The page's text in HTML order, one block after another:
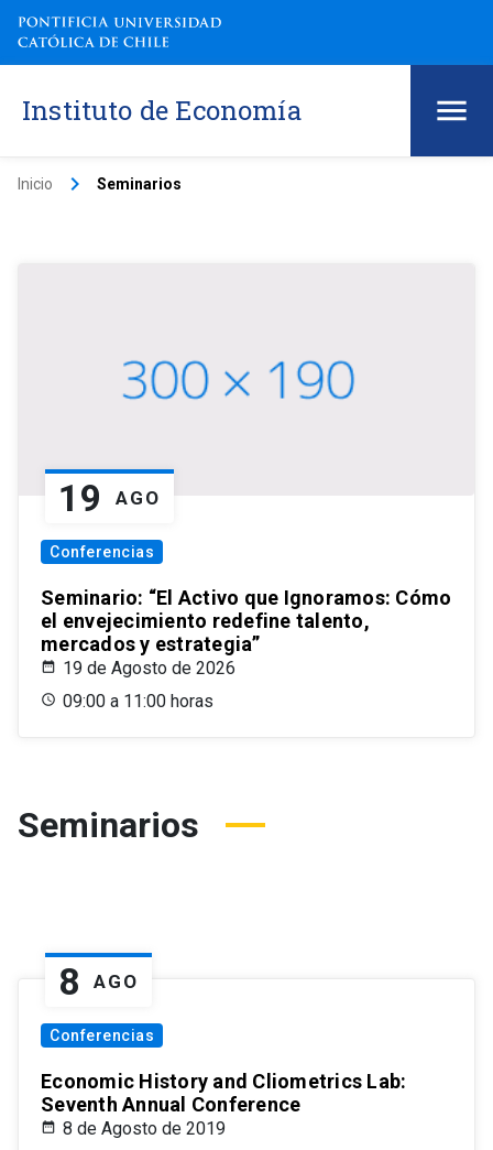
Instituto de Economía
Inicio keyboard_arrow_right Seminarios
19 AGO
Conferencias
Seminario: “El Activo que Ignoramos: Cómo
el envejecimiento redefine talento,
mercados y estrategia”
19 de Agosto de 2026
09:00 a 11:00 horas
Seminarios
8 AGO
Conferencias
Economic History and Cliometrics Lab:
Seventh Annual Conference
8 de Agosto de 2019